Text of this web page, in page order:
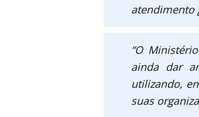
atendimento
“O
ainda dar
utilizando,
suas